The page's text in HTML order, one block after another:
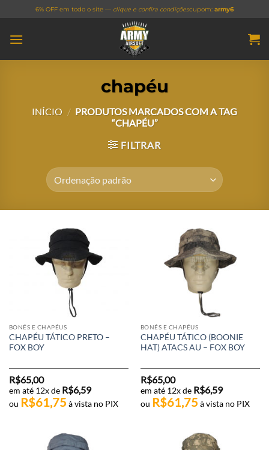
content
6% OFF em todo o site — clique e confira condiçõescupom: army6
chapéu
INÍCIO / PRODUTOS MARCADOS COM A TAG
“CHAPÉU”
FILTRAR
BONÉS E CHAPÉUS
CHAPÉU TÁTICO PRETO –
FOX BOY
R$65,00
em até 12x de R$6,59
ou R$61,75 à vista no PIX
BONÉS E CHAPÉUS
CHAPÉU TÁTICO (BOONIE
HAT) ATACS AU – FOX BOY
R$65,00
em até 12x de R$6,59
ou R$61,75 à vista no PIX